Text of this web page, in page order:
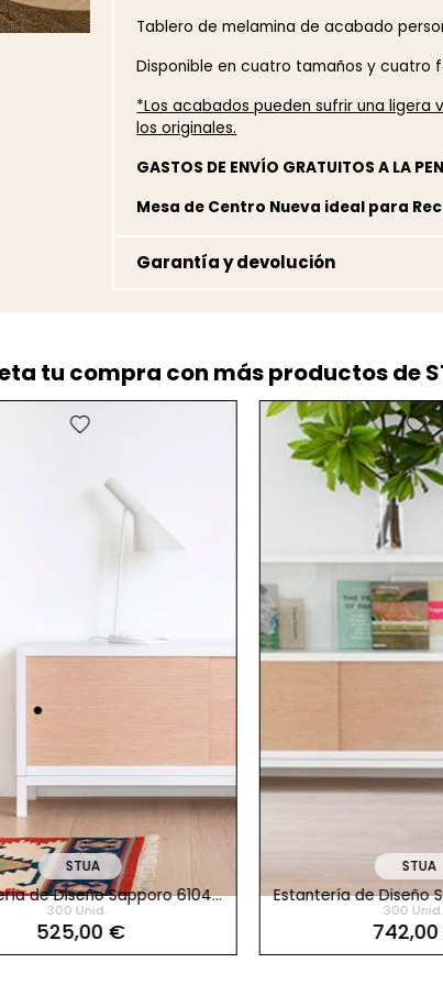
Tablero de melamina de acabado
Disponible encuatro tamaños y cuatro
*Los acabados pueden sufrir una
los originales.
GASTOS DE ENVÍO GRATUITOS A LA
Mesa de Centro Nueva ideal para
Garantía y devolución
tu compra con más productos de
STUA
de Diseño Sapporo 6104
WR de STUA
300 Unid.
525,00 €
favorite
STUA
Estantería de Diseño
de STUA
300 Unid.
favorite